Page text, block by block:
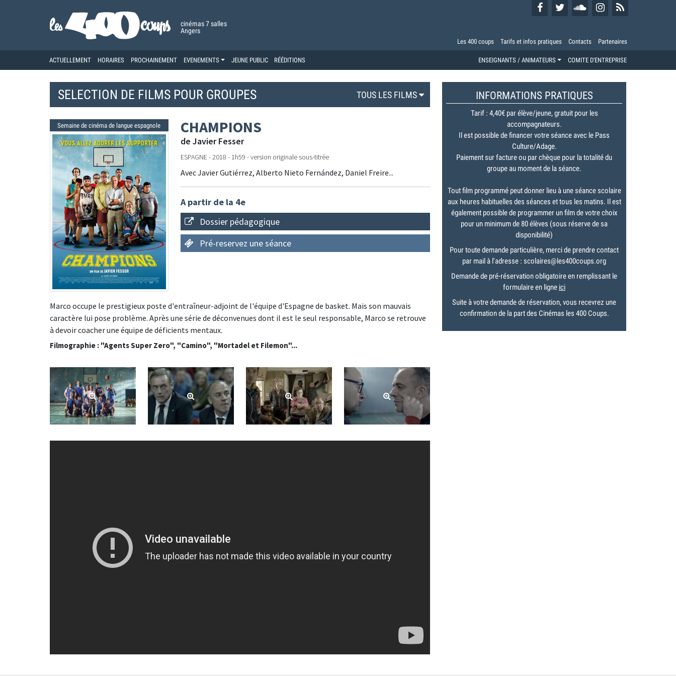
cinémas 7 salles
Angers
Les 400 coups Tarifs et infos pratiques Contacts Partenaires
ACTUELLEMENT HORAIRES PROCHAINEMENT EVENEMENTS JEUNE PUBLIC RÉÉDITIONS ENSEIGNANTS / ANIMATEURS COMITE D'ENTREPRISE
SELECTION DE FILMS POUR GROUPES TOUS LES FILMS
Semaine de cinéma de langue espagnole CHAMPIONS
de Javier Fesser
ESPAGNE - 2018 - 1h59 - version originale sous-titrée
Avec Javier Gutiérrez, Alberto Nieto Fernández, Daniel Freire...
A partir de la 4e
Dossier pédagogique
Pré-reservez une séance
Marco occupe le prestigieux poste d'entraîneur-adjoint de l'équipe d'Espagne de basket. Mais son mauvais
caractère lui pose problème. Après une série de déconvenues dont il est le seul responsable, Marco se retrouve
à devoir coacher une équipe de déficients mentaux.
Filmographie : "Agents Super Zero", "Camino", "Mortadel et Filemon"...
INFORMATIONS PRATIQUES
Tarif : 4,40€ par élève/jeune, gratuit pour les
accompagnateurs.
Il est possible de financer votre séance avec le Pass
Culture/Adage.
Paiement sur facture ou par chèque pour la totalité du
groupe au moment de la séance.
Tout film programmé peut donner lieu à une séance scolaire
aux heures habituelles des séances et tous les matins. Il est
également possible de programmer un film de votre choix
pour un minimum de 80 élèves (sous réserve de sa
disponibilité)
Pour toute demande particulière, merci de prendre contact
par mail à l'adresse : scolaires@les400coups.org
Demande de pré-réservation obligatoire en remplissant le
formulaire en ligne ici
Suite à votre demande de réservation, vous recevrez une
confirmation de la part des Cinémas les 400 Coups.